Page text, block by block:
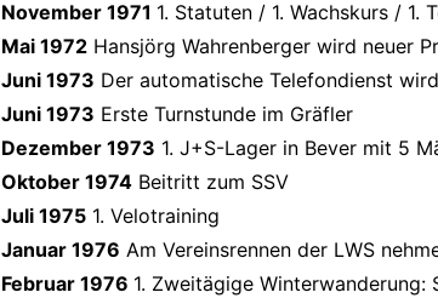
November 1971 1. Statuten / 1. Wachskurs / 1.
Mai 1972 Hansjörg Wahrenberger wird neuer
Juni 1973 Der automatische Telefondienst
Juni 1973 Erste Turnstunde im Gräfler
Dezember 1973 1. J+S-Lager in Bever mit 5
Oktober 1974 Beitritt zum SSV
Juli 1975 1. Velotraining
Januar 1976 Am Vereinsrennen der LWS
Februar 1976 1. Zweitägige Winterwanderung: